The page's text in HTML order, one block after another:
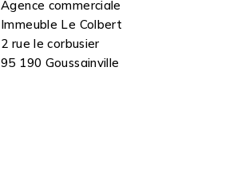
Agence commerciale
Immeuble Le Colbert
2 rue le corbusier
95 190 Goussainville